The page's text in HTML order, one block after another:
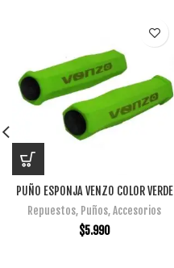
PUÑO ESPONJA VENZO COLOR VERDE
Repuestos, Puños,Accesorios
$5.990